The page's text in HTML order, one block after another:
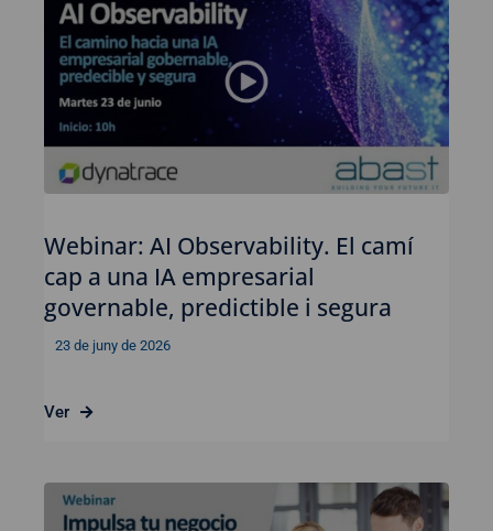
Webinar: AI Observability. El camí
cap a una IA empresarial
governable, predictible i segura
23 de juny de 2026
Ver